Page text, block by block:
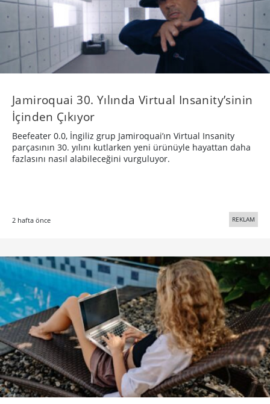
Jamiroquai 30. Yılında Virtual Insanity’sinin
İçinden Çıkıyor
Beefeater 0.0, İngiliz grup Jamiroquai’ın Virtual Insanity
parçasının 30. yılını kutlarken yeni ürünüyle hayattan daha
fazlasını nasıl alabileceğini vurguluyor.
2 hafta önce REKLAM